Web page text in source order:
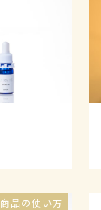
商品の使い方